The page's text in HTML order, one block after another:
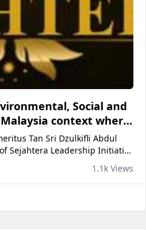
Social and
Malaysia context where
the equation
Tan Sri Dzulkifli Abdul
Sejahtera Leadership Initiative
ESG Summit 2026 on
1.1k Views